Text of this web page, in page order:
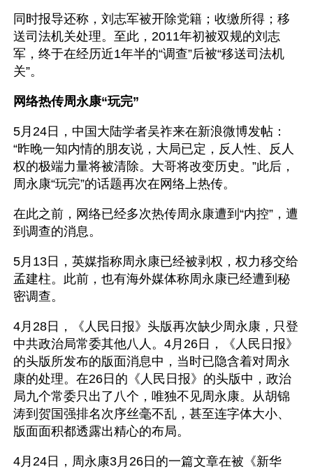
同时报导还称，刘志军被开除党籍；收缴所得；移
送司法机关处理。至此，2011年初被双规的刘志
军，终于在经历近1年半的“调查”后被“移送司法机
关”。
网络热传周永康“玩完”
5月24日，中国大陆学者吴祚来在新浪微博发帖：
“昨晚一知内情的朋友说，大局已定，反人性、反人
权的极端力量将被清除。大哥将改变历史。”此后，
周永康“玩完”的话题再次在网络上热传。
在此之前，网络已经多次热传周永康遭到“内控”，遭
到调查的消息。
5月13日，英媒指称周永康已经被剥权，权力移交给
孟建柱。此前，也有海外媒体称周永康已经遭到秘
密调查。
4月28日，《人民日报》头版再次缺少周永康，只登
中共政治局常委其他八人。4月26日，《人民日报》
的头版所发布的版面消息中，当时已隐含着对周永
康的处理。在26日的《人民日报》的头版中，政治
局九个常委只出了八个，唯独不见周永康。从胡锦
涛到贺国强排名次序丝毫不乱，甚至连字体大小、
版面面积都透露出精心的布局。
4月24日，周永康3月26日的一篇文章在被《新华